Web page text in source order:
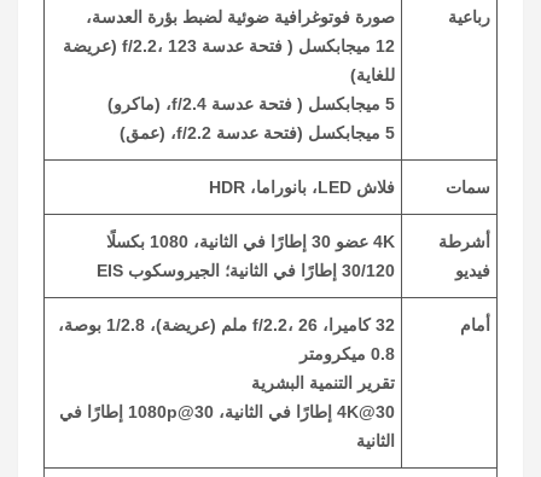
رباعية
صورة فوتوغرافية ضوئية لضبط بؤرة العدسة،
12 ميجابكسل ( فتحة عدسة f/2.2، 123 (عريضة
للغاية)
5 ميجابكسل ( فتحة عدسة f/2.4، (ماكرو)
5 ميجابكسل (فتحة عدسة f/2.2، (عمق)
سمات فلاش LED، بانوراما، HDR
أشرطة
فيديو
4K عضو 30 إطارًا في الثانية، 1080 بكسلًا
30/120 إطارًا في الثانية؛ الجيروسكوب EIS
أمام
32 كاميرا، f/2.2، 26 ملم (عريضة)، 1/2.8 بوصة،
0.8 ميكرومتر
تقرير التنمية البشرية
4K@30 إطارًا في الثانية، 1080p@30 إطارًا في
الثانية